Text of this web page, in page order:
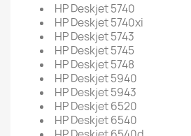
HP Deskjet 5740
HP Deskjet 5740xi
HP Deskjet 5743
HP Deskjet 5745
HP Deskjet 5748
HP Deskjet 5940
HP Deskjet 5943
HP Deskjet 6520
HP Deskjet 6540